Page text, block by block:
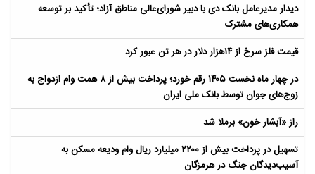
دیدار مدیرعامل بانک دی با دبیر شورای‌عالی مناطق آزاد؛ تأکید بر توسعه
همکاری‌های مشترک
قیمت فلز سرخ از ۱۴هزار دلار در هر تن عبور کرد
در چهار ماه نخست ۱۴۰۵ رقم خورد؛ پرداخت بیش از ۸ همت وام ازدواج به
زوج‌های جوان توسط بانک ملی ایران
راز «آبشار خون» برملا شد
تسهیل در پرداخت بیش از ۲۲۰۰ میلیارد ریال وام ودیعه مسکن به
آسیب‌دیدگان جنگ در هرمزگان